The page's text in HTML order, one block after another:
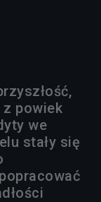
powiek
we
stały się